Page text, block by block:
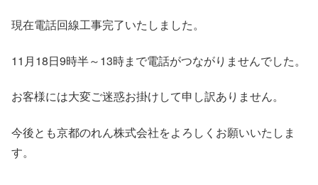
現在電話回線工事完了いたしました。
11月18日9時半～13時まで電話がつながりませんでした。
お客様には大変ご迷惑お掛けして申し訳ありません。
今後とも京都のれん株式会社をよろしくお願いいたしま
す。